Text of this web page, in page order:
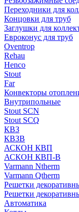
Переходники для
Концовки для труб
Заглушки для
Евроконус для труб
Oventrop
Rehau
Henco
Stout
Far
Конвекторы
Внутрипольные
Stout SCN
Stout SCQ
КВЗ
КВЗВ
АСКОН КВП
АСКОН КВП-В
Varmann Ntherm
Varmann Qtherm
Решетки
Решетки
Автоматика